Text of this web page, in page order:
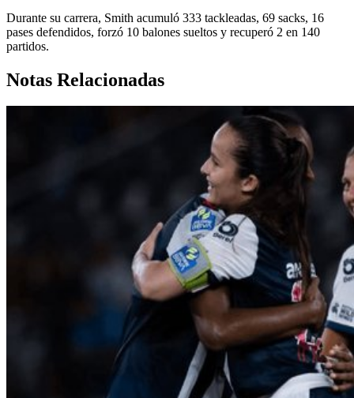
Durante su carrera, Smith acumuló 333 tackleadas, 69 sacks, 16
pases defendidos, forzó 10 balones sueltos y recuperó 2 en 140
partidos.
Notas Relacionadas